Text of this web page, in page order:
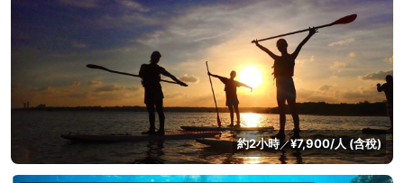
約2小時／¥7,900/人 (含稅)